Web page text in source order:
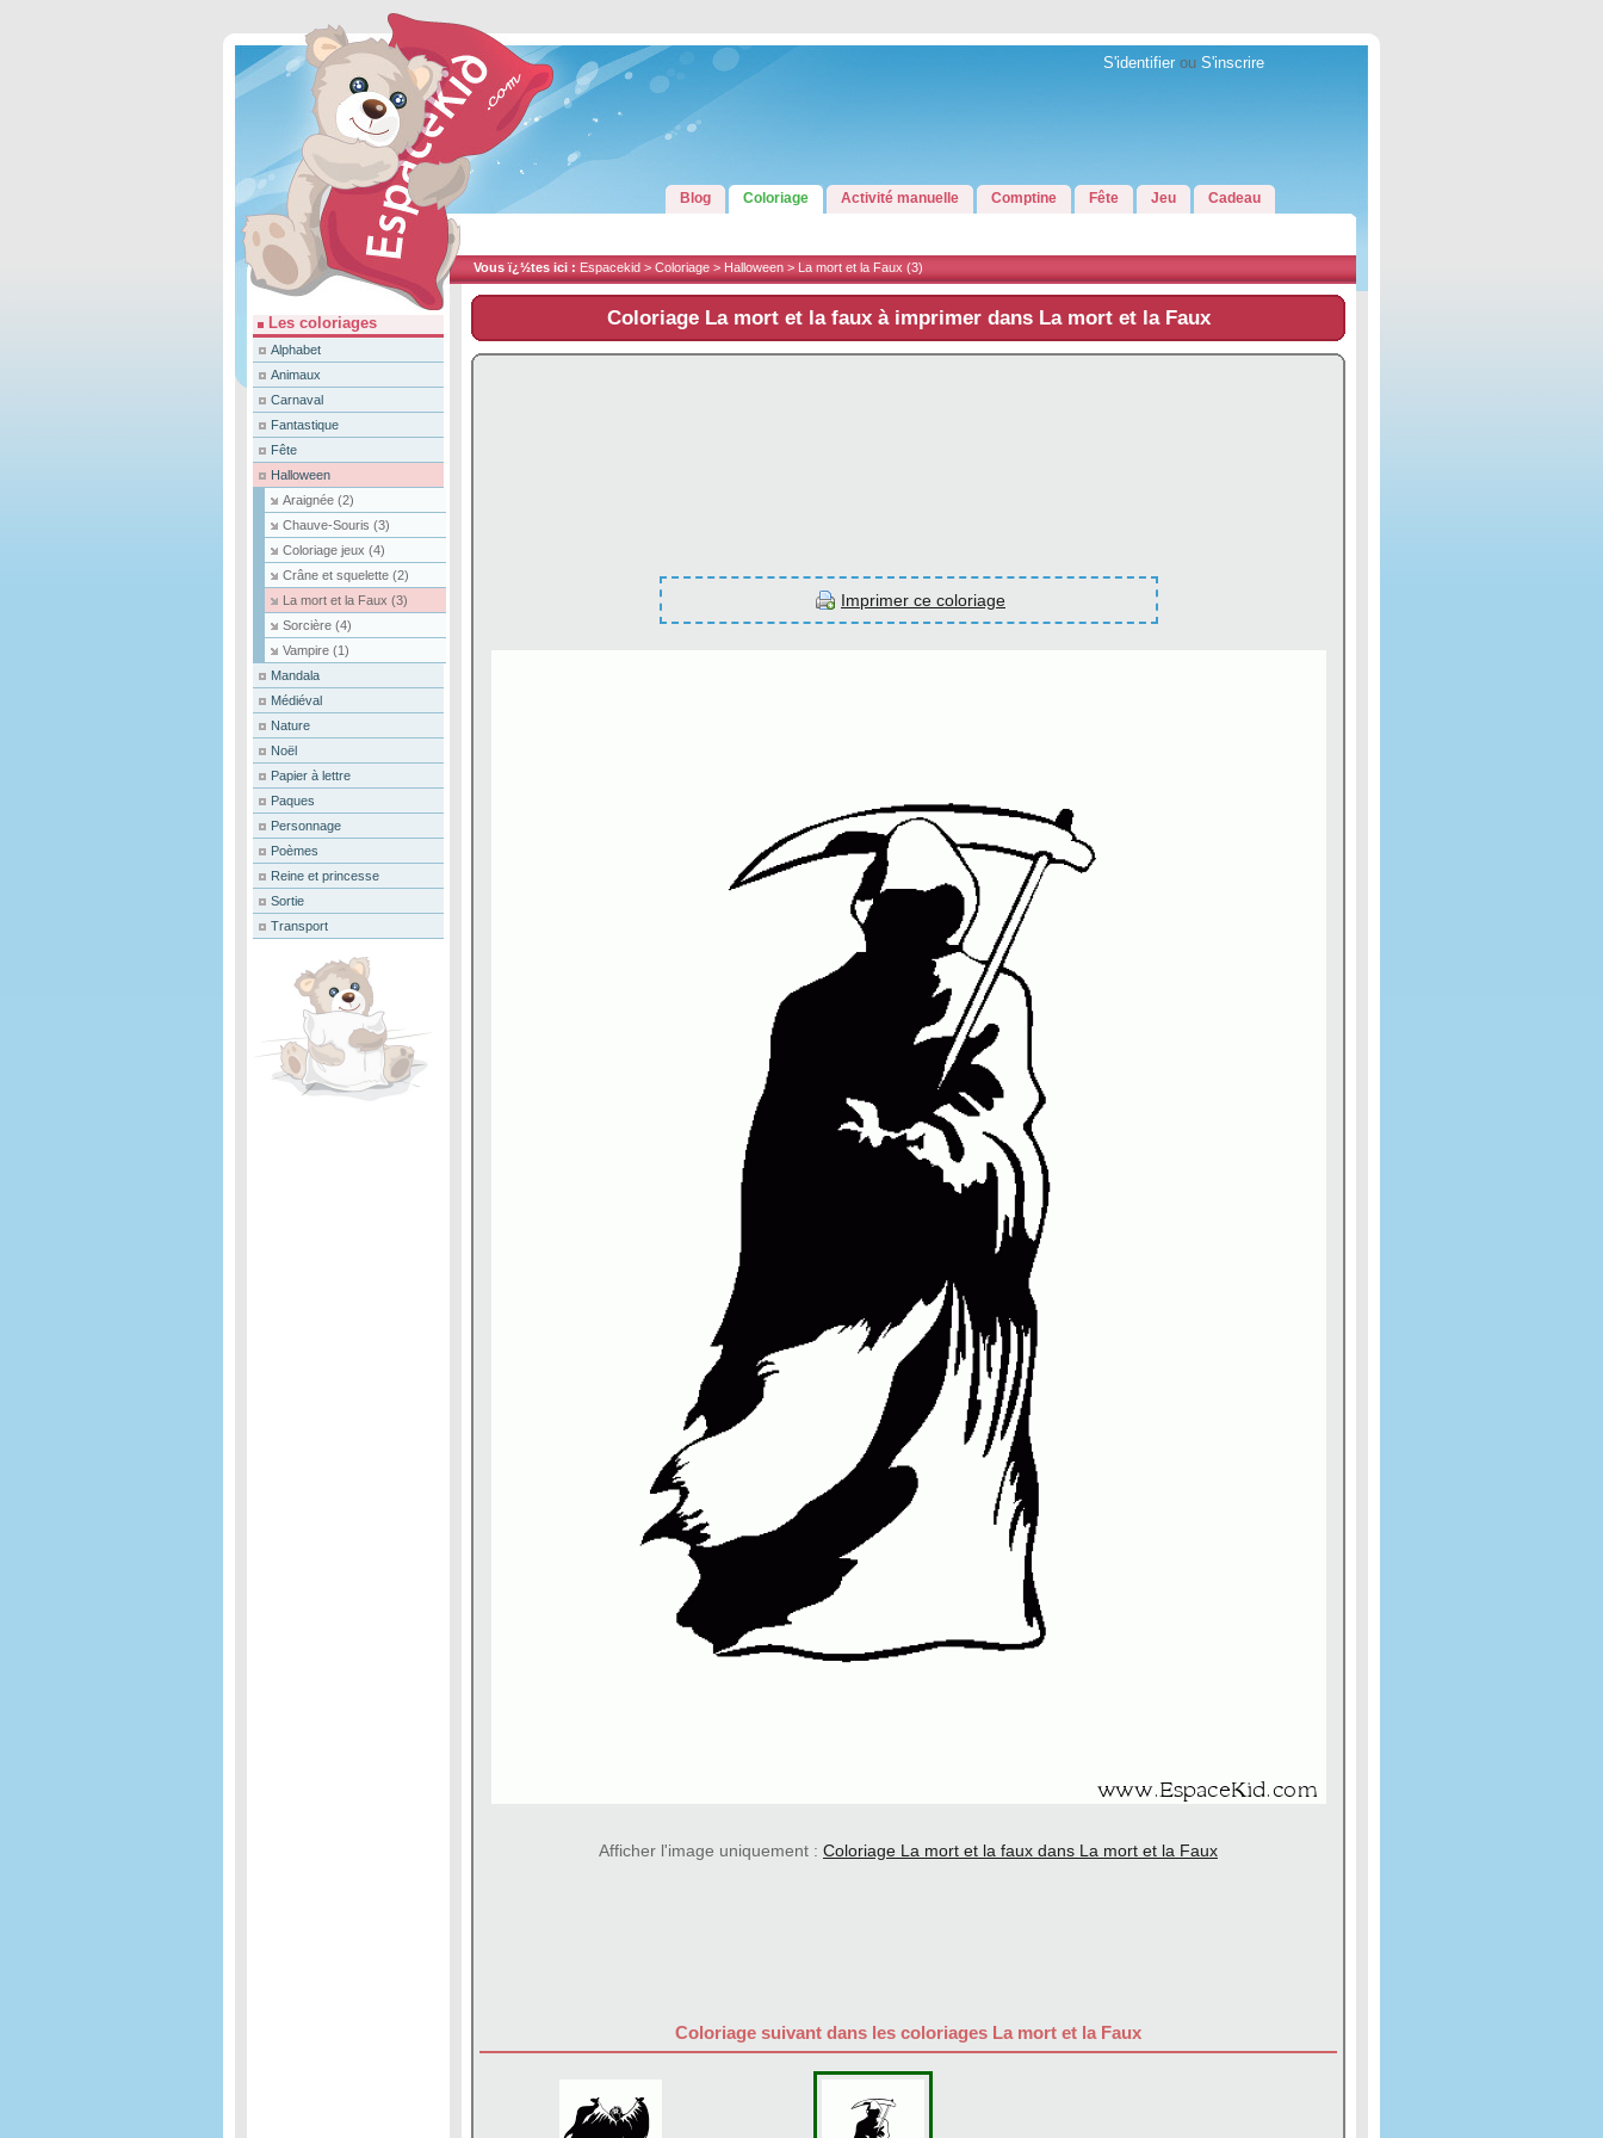
S'identifierou S'inscrire
Blog Coloriage Activité manuelle Comptine Fête Jeu Cadeau
Vous ï¿½tes ici : Espacekid > Coloriage > Halloween > La mort et la Faux (3)
Les coloriages
Alphabet
Animaux
Carnaval
Fantastique
Fête
Halloween
Araignée (2)
Chauve-Souris (3)
Coloriage jeux (4)
Crâne et squelette (2)
La mort et la Faux (3)
Sorcière (4)
Vampire (1)
Mandala
Médiéval
Nature
Noël
Papier à lettre
Paques
Personnage
Poèmes
Reine et princesse
Sortie
Transport
Coloriage La mort et la faux à imprimer dans La mort et la Faux
Imprimer ce coloriage
Afficher l'image uniquement : Coloriage La mort et la faux dans La mort et la Faux
Coloriage suivant dans les coloriages La mort et la Faux